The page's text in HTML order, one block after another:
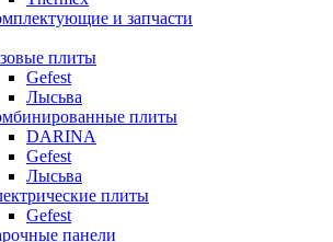
и запчасти
плиты
Gefest
Лысьва
плиты
DARINA
Gefest
Лысьва
плиты
Gefest
панели